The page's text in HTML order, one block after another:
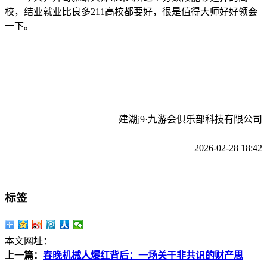
校，结业就业比良多211高校都要好，很是值得大师好好领会
一下。
建湖j9·九游会俱乐部科技有限公司
2026-02-28 18:42
标签
本文网址：
上一篇： 春晚机械人爆红背后：一场关于非共识的财产思